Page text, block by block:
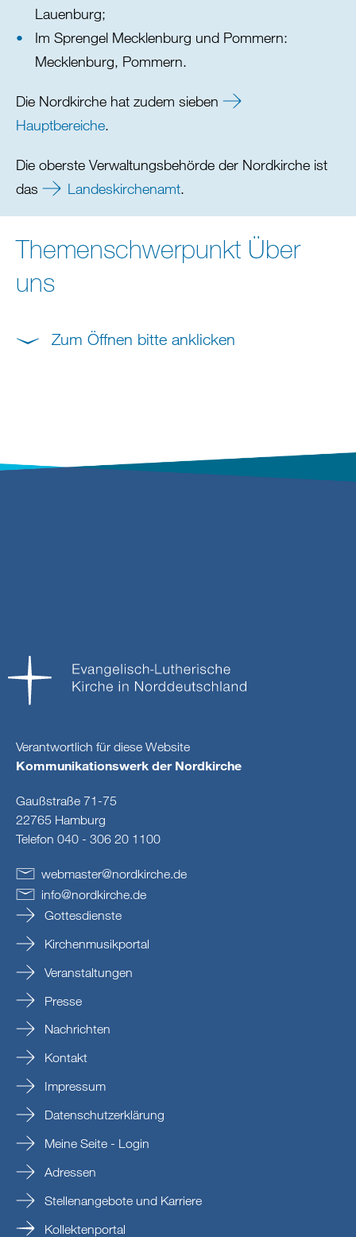
Lauenburg;
Im Sprengel Mecklenburg und Pommern:
Mecklenburg, Pommern.
Die Nordkirche hat zudem sieben
Hauptbereiche.
Die oberste Verwaltungsbehörde der Nordkirche ist
das
Landeskirchenamt.
Themenschwerpunkt Über
uns
Zum Öffnen bitte anklicken
Verantwortlich für diese Website
Kommunikationswerk der Nordkirche
Gaußstraße 71-75
22765 Hamburg
Telefon 040 - 306 20 1100
webmaster@nordkirche.de
info@nordkirche.de
Gottesdienste
Kirchenmusikportal
Veranstaltungen
Presse
Nachrichten
Kontakt
Impressum
Datenschutzerklärung
Meine Seite - Login
Adressen
Stellenangebote und Karriere
Kollektenportal